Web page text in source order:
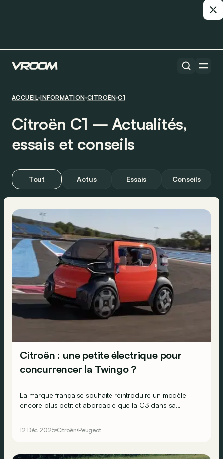
ACCUEIL INFORMATION CITROËN C1
Citroën C1 ― Actualités,
essais et conseils
Tout Actus Essais Conseils
Citroën : une petite électrique pour
concurrencer la Twingo ?
La marque française souhaite réintroduire un modèle
encore plus petit et abordable que la C3 dans sa
12 Déc 2025 Citroën Peugeot